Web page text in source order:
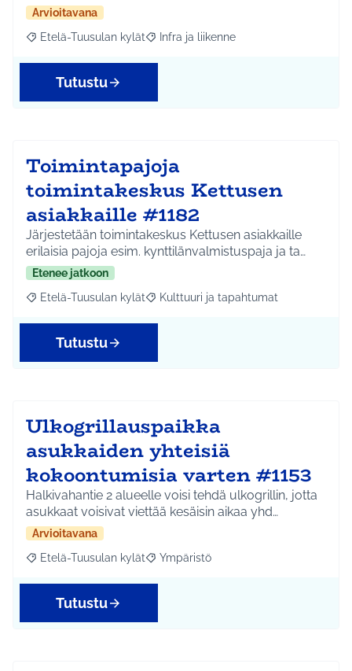
Arvioitavana
Rajaa tulokset aihepiirin mukaan: Etelä-Tuusulan kylät
Etelä-Tuusulan kylät Rajaa tulokset teeman mukaan: Infra ja
Infra ja liikenne
Tutustu
Toimintapajoja
toimintakeskus Kettusen
asiakkaille #1182
Järjestetään toimintakeskus Kettusen asiakkaille
erilaisia pajoja esim. kynttilänvalmistuspaja ja ta…
Etenee jatkoon
Rajaa tulokset aihepiirin mukaan: Etelä-Tuusulan kylät
Etelä-Tuusulan kylät Rajaa tulokset teeman mukaan:
Kulttuuri ja tapahtumat
Tutustu
Ulkogrillauspaikka
asukkaiden yhteisiä
kokoontumisia varten #1153
Halkivahantie 2 alueelle voisi tehdä ulkogrillin, jotta
asukkaat voisivat viettää kesäisin aikaa yhd…
Arvioitavana
Rajaa tulokset aihepiirin mukaan: Etelä-Tuusulan kylät
Etelä-Tuusulan kylät Rajaa tulokset teeman mukaan:
Ympäristö
Tutustu